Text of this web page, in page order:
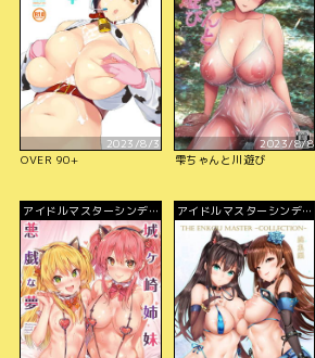
2023/8/3
OVER 90+
2023/8/8
雫ちゃんと川遊び
アイドルマスターシンデレ
ラガールズ
アイドルマスターシンデレ
ラガールズ